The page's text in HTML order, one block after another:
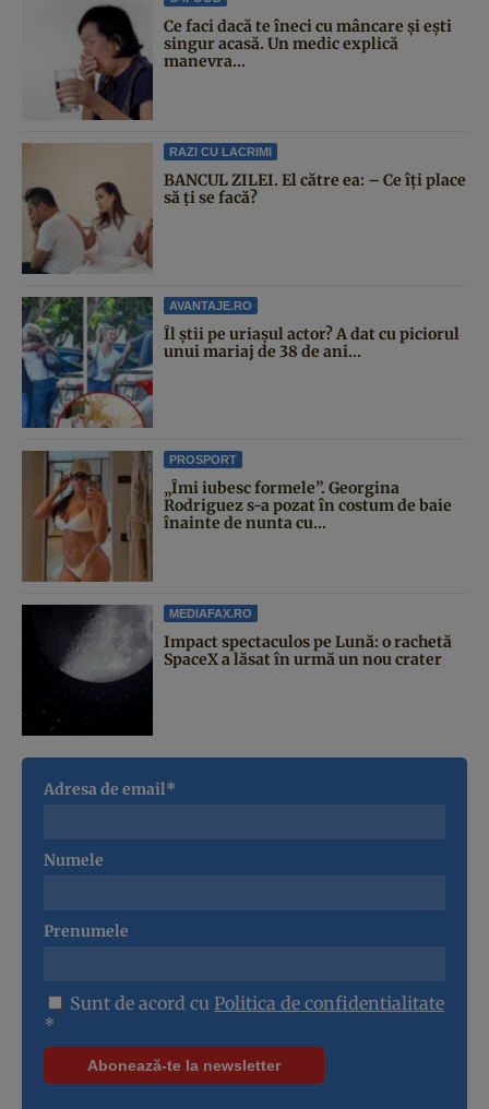
Ce faci dacă te îneci cu mâncare și ești
singur acasă. Un medic explică
manevra...
RAZI CU LACRIMI
BANCUL ZILEI. El către ea: – Ce îți place
să ți se facă?
AVANTAJE.RO
Îl știi pe uriașul actor? A dat cu piciorul
unui mariaj de 38 de ani...
PROSPORT
„Îmi iubesc formele”. Georgina
Rodriguez s-a pozat în costum de baie
înainte de nunta cu...
MEDIAFAX.RO
Impact spectaculos pe Lună: o rachetă
SpaceX a lăsat în urmă un nou crater
Adresa de email*
Numele
Prenumele
Sunt de acord cu Politica de confidentialitate
*